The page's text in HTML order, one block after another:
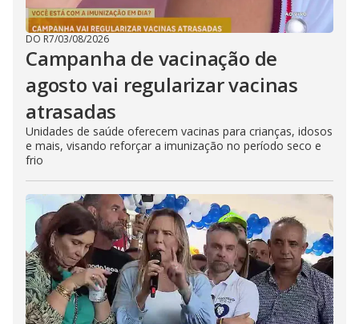
DO R7/03/08/2026
Campanha de vacinação de
agosto vai regularizar vacinas
atrasadas
Unidades de saúde oferecem vacinas para crianças, idosos
e mais, visando reforçar a imunização no período seco e
frio